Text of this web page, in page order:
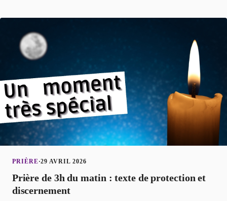
PRIÈRE·29 AVRIL 2026
Prière de 3h du matin : texte de protection et
discernement